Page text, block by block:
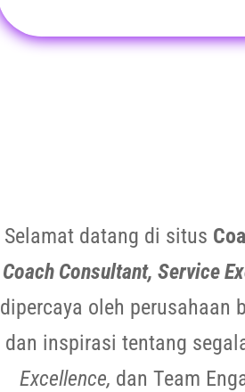
Selamat datang di situs
Coach Consultant, Service
dipercaya oleh perusahaan
dan inspirasi tentang
Excellence, dan Team